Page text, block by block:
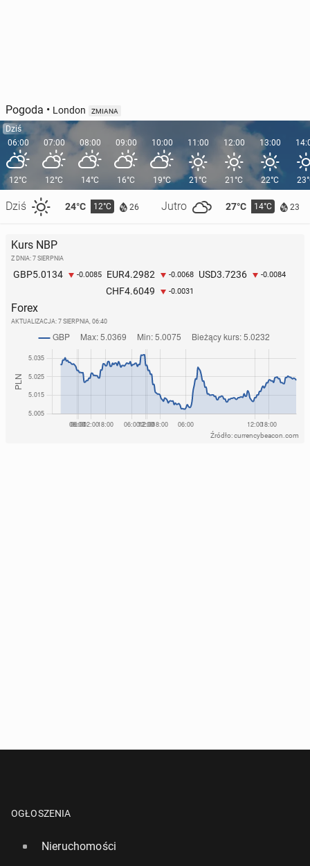
Pogoda • London ZMIANA
Dziś
06:00
12°C
Dziś 24°C 12°C 26 Jutro 27°C 14°C 23
07:00
12°C
08:00
14°C
09:00
16°C
10:00
19°C
11:00
21°C
12:00
21°C
13:00
22°C
Kurs NBP
Z DNIA: 7 SIERPNIA
GBP5.0134 -0.0085 EUR4.2982 -0.0068 USD3.7236 -0.0084
CHF4.6049 -0.0031
Forex
AKTUALIZACJA: 7 SIERPNIA, 06:40
Źródło: currencybeacon.com
OGŁOSZENIA
Nieruchomości